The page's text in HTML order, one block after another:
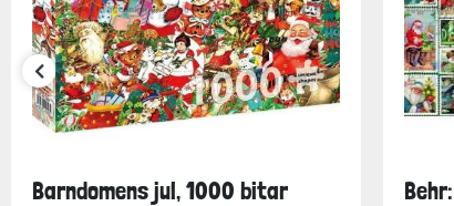
Barndomens jul, 1000 bitar